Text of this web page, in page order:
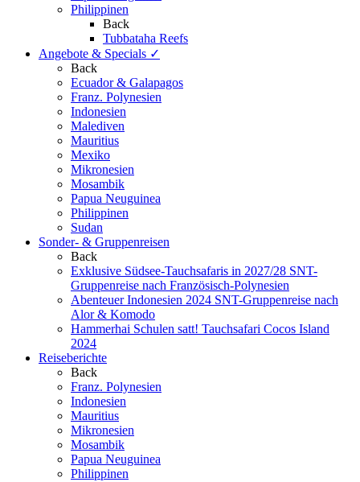
Philippinen
Back
Tubbataha Reefs
Angebote & Specials ✓
Back
Ecuador & Galapagos
Franz. Polynesien
Indonesien
Malediven
Mauritius
Mexiko
Mikronesien
Mosambik
Papua Neuguinea
Philippinen
Sudan
Sonder- & Gruppenreisen
Back
Exklusive Südsee-Tauchsafaris in 2027/28 SNT-
Gruppenreise nach Französisch-Polynesien
Abenteuer Indonesien 2024 SNT-Gruppenreise nach
Alor & Komodo
Hammerhai Schulen satt! Tauchsafari Cocos Island
2024
Reiseberichte
Back
Franz. Polynesien
Indonesien
Mauritius
Mikronesien
Mosambik
Papua Neuguinea
Philippinen